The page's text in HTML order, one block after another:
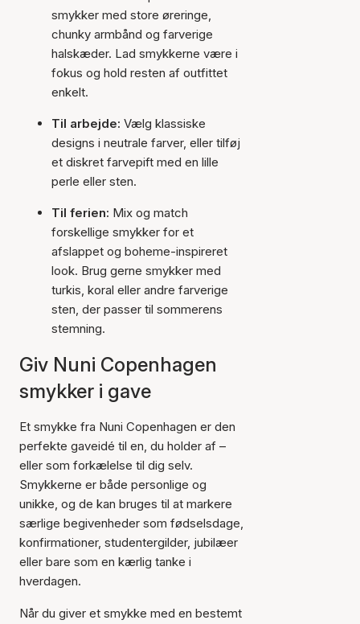
smykker med store øreringe,
chunky armbånd og farverige
halskæder. Lad smykkerne være i
fokus og hold resten af outfittet
enkelt.
Til arbejde: Vælg klassiske
designs i neutrale farver, eller tilføj
et diskret farvepift med en lille
perle eller sten.
Til ferien: Mix og match
forskellige smykker for et
afslappet og boheme-inspireret
look. Brug gerne smykker med
turkis, koral eller andre farverige
sten, der passer til sommerens
stemning.
Giv Nuni Copenhagen
smykker i gave
Et smykke fra Nuni Copenhagen er den
perfekte gaveidé til en, du holder af –
eller som forkælelse til dig selv.
Smykkerne er både personlige og
unikke, og de kan bruges til at markere
særlige begivenheder som fødselsdage,
konfirmationer, studentergilder, jubilæer
eller bare som en kærlig tanke i
hverdagen.
Når du giver et smykke med en bestemt